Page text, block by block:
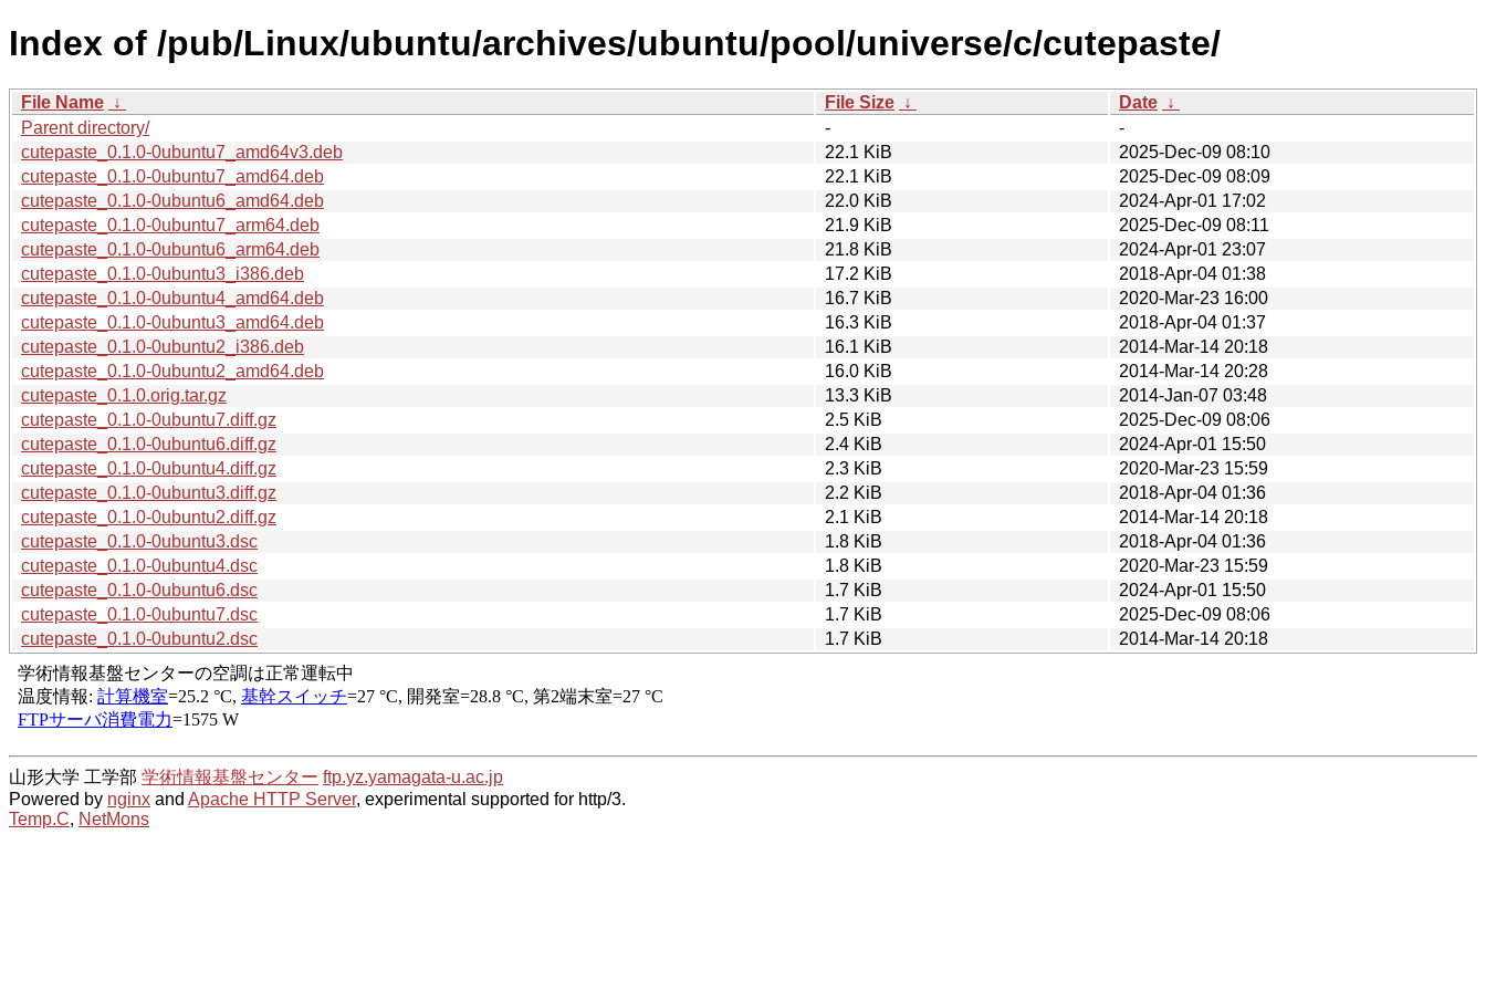
Index of /pub/Linux/ubuntu/archives/ubuntu/pool/universe/c/cutepaste/
File Name ↓ File Size ↓ Date ↓
Parent directory/
-
-
cutepaste_0.1.0-0ubuntu7_amd64v3.deb
22.1 KiB
2025-Dec-09 08:10
cutepaste_0.1.0-0ubuntu7_amd64.deb
22.1 KiB
2025-Dec-09 08:09
cutepaste_0.1.0-0ubuntu6_amd64.deb
22.0 KiB
2024-Apr-01 17:02
cutepaste_0.1.0-0ubuntu7_arm64.deb
21.9 KiB
2025-Dec-09 08:11
cutepaste_0.1.0-0ubuntu6_arm64.deb
21.8 KiB
2024-Apr-01 23:07
cutepaste_0.1.0-0ubuntu3_i386.deb
17.2 KiB
2018-Apr-04 01:38
cutepaste_0.1.0-0ubuntu4_amd64.deb
16.7 KiB
2020-Mar-23 16:00
cutepaste_0.1.0-0ubuntu3_amd64.deb
16.3 KiB
2018-Apr-04 01:37
cutepaste_0.1.0-0ubuntu2_i386.deb
16.1 KiB
2014-Mar-14 20:18
cutepaste_0.1.0-0ubuntu2_amd64.deb
16.0 KiB
2014-Mar-14 20:28
cutepaste_0.1.0.orig.tar.gz
13.3 KiB
2014-Jan-07 03:48
cutepaste_0.1.0-0ubuntu7.diff.gz
2.5 KiB
2025-Dec-09 08:06
cutepaste_0.1.0-0ubuntu6.diff.gz
2.4 KiB
2024-Apr-01 15:50
cutepaste_0.1.0-0ubuntu4.diff.gz
2.3 KiB
2020-Mar-23 15:59
cutepaste_0.1.0-0ubuntu3.diff.gz
2.2 KiB
2018-Apr-04 01:36
cutepaste_0.1.0-0ubuntu2.diff.gz
2.1 KiB
2014-Mar-14 20:18
cutepaste_0.1.0-0ubuntu3.dsc
1.8 KiB
2018-Apr-04 01:36
cutepaste_0.1.0-0ubuntu4.dsc
1.8 KiB
2020-Mar-23 15:59
cutepaste_0.1.0-0ubuntu6.dsc
1.7 KiB
2024-Apr-01 15:50
cutepaste_0.1.0-0ubuntu7.dsc
1.7 KiB
2025-Dec-09 08:06
cutepaste_0.1.0-0ubuntu2.dsc
1.7 KiB 2014-Mar-14 20:18
山形大学 工学部 学術情報基盤センター ftp.yz.yamagata-u.ac.jp
Powered by nginx and Apache HTTP Server, experimental supported for http/3.
Temp.C, NetMons